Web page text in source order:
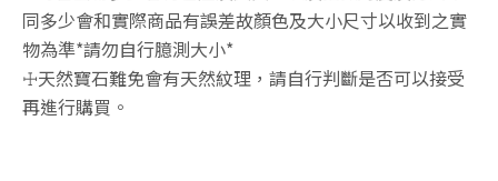
同多少會和實際商品有誤差故顏色及大小尺寸以收到之實
物為準*請勿自行臆測大小*
☩天然寶石難免會有天然紋理，請自行判斷是否可以接受
再進行購買。